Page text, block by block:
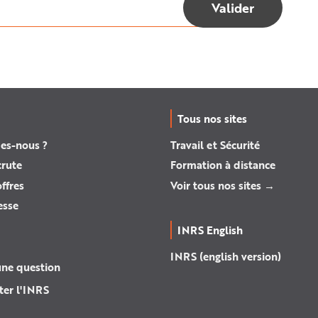
nous ?
question
l'INRS
Tous nos sites
Travail et Sécurité
Formation à distance
Voir tous nos sites →
INRS English
INRS (english version)